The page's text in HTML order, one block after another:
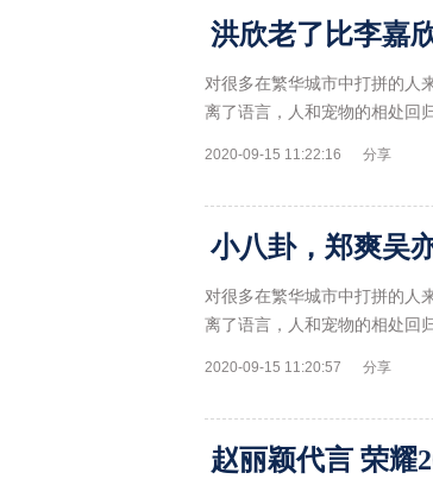
对很多在繁华城市中打拼的人
离了语言，人和宠物的相处回
2020-09-15 11:22:16 分享
对很多在繁华城市中打拼的人
离了语言，人和宠物的相处回
2020-09-15 11:20:57 分享
赵丽颖代言 荣耀